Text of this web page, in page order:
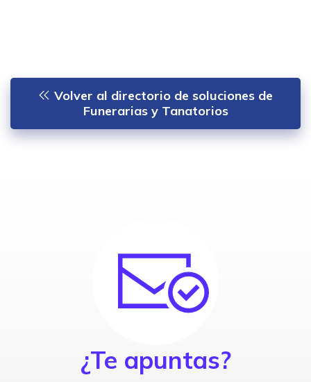
Volver al directorio de soluciones de
Funerarias y Tanatorios
¿Te apuntas?